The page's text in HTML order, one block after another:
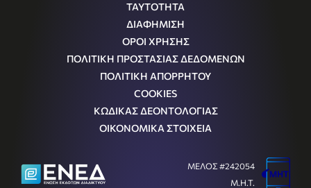
ΤΑΥΤΟΤΗΤΑ
ΔΙΑΦΗΜΙΣΗ
ΟΡΟΙ ΧΡΗΣΗΣ
ΠΟΛΙΤΙΚΗ ΠΡΟΣΤΑΣΙΑΣ ΔΕΔΟΜΕΝΩΝ
ΠΟΛΙΤΙΚΗ ΑΠΟΡΡΗΤΟΥ
COOKIES
ΚΩΔΙΚΑΣ ΔΕΟΝΤΟΛΟΓΙΑΣ
ΟΙΚΟΝΟΜΙΚΑ ΣΤΟΙΧΕΙΑ
ΜΕΛΟΣ #242054
Μ.Η.Τ.